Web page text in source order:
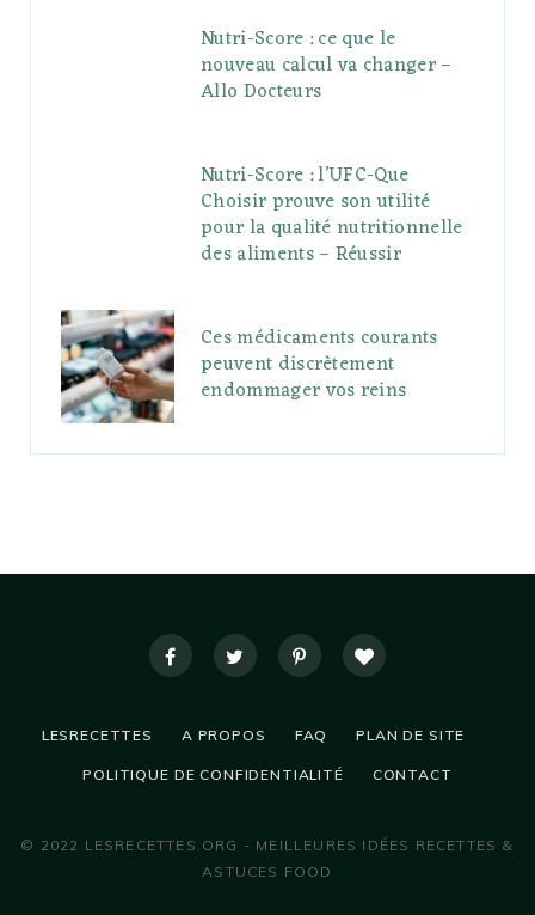
Nutri-Score : ce que le
nouveau calcul va changer –
Allo Docteurs
Nutri-Score : l’UFC-Que
Choisir prouve son utilité
pour la qualité nutritionnelle
des aliments – Réussir
Ces médicaments courants
peuvent discrètement
endommager vos reins
LESRECETTES A PROPOS FAQ PLAN DE SITE
POLITIQUE DE CONFIDENTIALITÉ CONTACT
© 2022 LESRECETTES.ORG - MEILLEURES IDÉES RECETTES &
ASTUCES FOOD